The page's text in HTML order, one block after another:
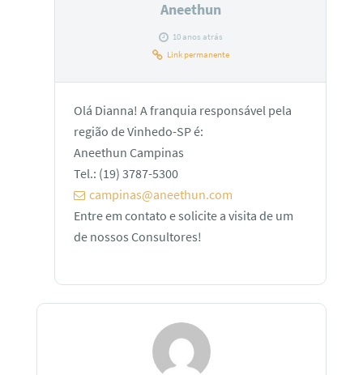
Aneethun
10 anos atrás
Link permanente
Olá Dianna! A franquia responsável pela
região de Vinhedo-SP é:
Aneethun Campinas
Tel.: (19) 3787-5300
campinas@aneethun.com
Entre em contato e solicite a visita de um
de nossos Consultores!